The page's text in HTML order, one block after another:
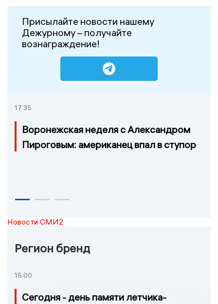
Присылайте новости нашему
Дежурному – получайте
вознаграждение!
17:35
Воронежская неделя с Александром
Пироговым: американец впал в ступор
Новости СМИ2
Регион бренд
15:00
Сегодня - день памяти летчика-